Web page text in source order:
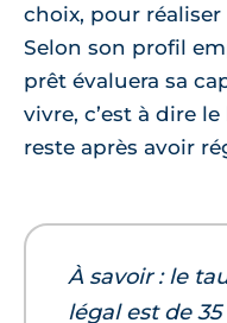
choix, pour
Selon son profil
prêt évaluera sa
vivre, c’est à dire
reste après avoir
À savoir : le
légal est de 35